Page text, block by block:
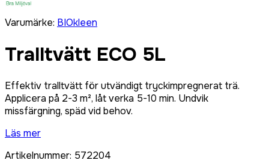
Varumärke: BIOkleen
Tralltvätt ECO 5L
Effektiv tralltvätt för utvändigt tryckimpregnerat trä.
Applicera på 2-3 m², låt verka 5-10 min. Undvik
missfärgning, späd vid behov.
Läs mer
Artikelnummer: 572204